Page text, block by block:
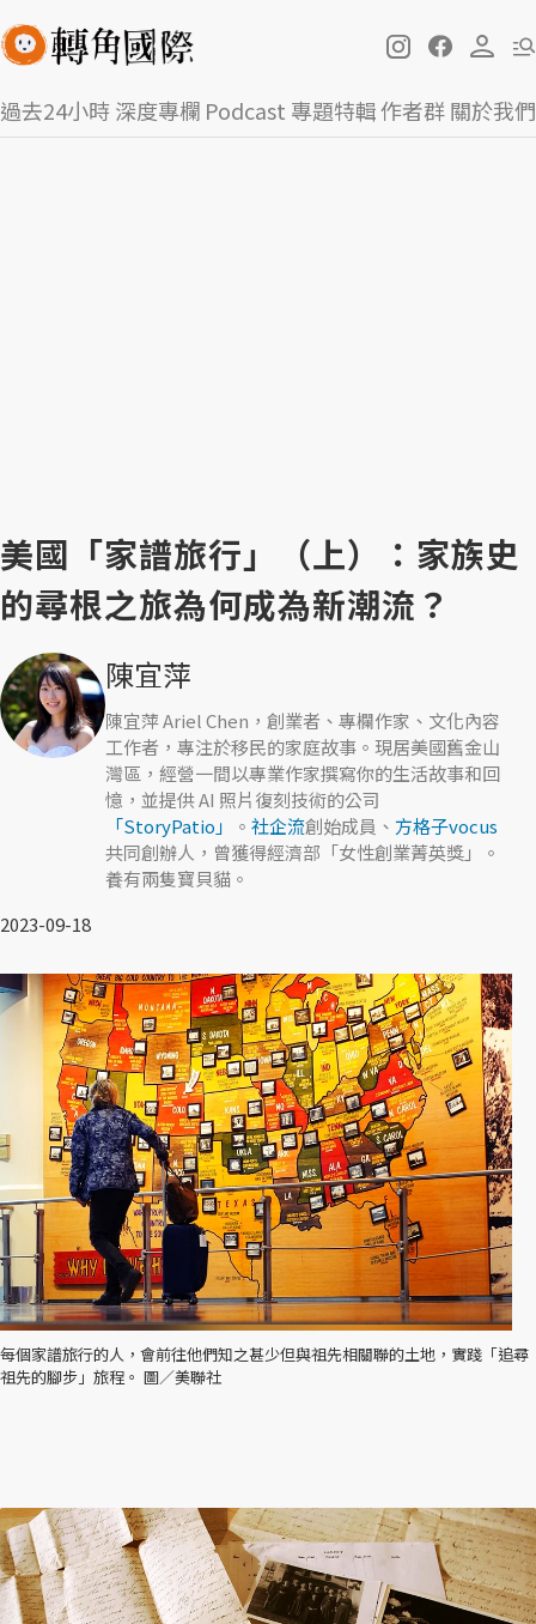
過去24小時深度專欄 Podcast 專題特輯作者群關於我們
美國「家譜旅行」（上）：家族史
的尋根之旅為何成為新潮流？
陳宜萍
陳宜萍 Ariel Chen，創業者、專欄作家、文化內容
工作者，專注於移民的家庭故事。現居美國舊金山
灣區，經營一間以專業作家撰寫你的生活故事和回
憶，並提供 AI 照片復刻技術的公司
「StoryPatio」
。 社企流創始成員、 方格子vocus
共同創辦人，曾獲得經濟部「女性創業菁英獎」。
養有兩隻寶貝貓。
2023-09-18
每個家譜旅行的人，會前往他們知之甚少但與祖先相關聯的土地，實踐「追尋
祖先的腳步」旅程。 圖／美聯社